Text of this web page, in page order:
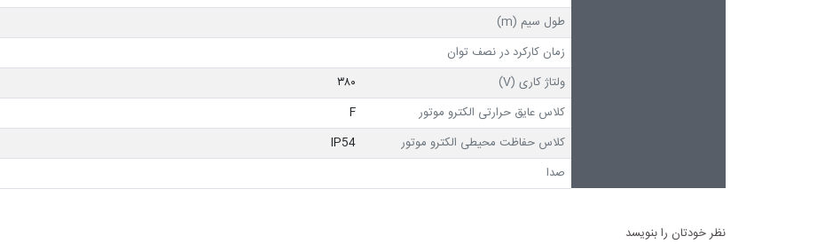
طول سیم (m)
زمان کارکرد در نصف توان
ولتاژ کاری (V)
۳۸۰
کلاس عایق حرارتی الکترو موتور
F
کلاس حفاظت محیطی الکترو موتور
IP54
صدا
نظر خودتان را بنویسد